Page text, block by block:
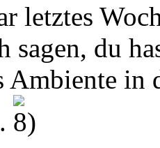
letztes
sagen, du
Ambiente in